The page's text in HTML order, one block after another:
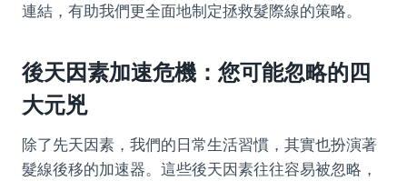
連結，有助我們更全面地制定拯救髮際線的策略。
後天因素加速危機：您可能忽略的四
大元兇
除了先天因素，我們的日常生活習慣，其實也扮演著
髮線後移的加速器。這些後天因素往往容易被忽略，